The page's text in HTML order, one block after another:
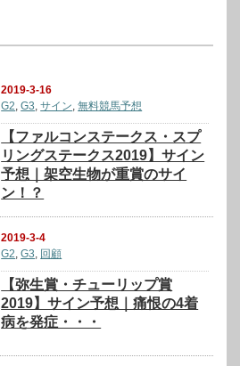
2019-3-16
G2,G3,サイン,無料競馬予想
【ファルコンステークス・スプ
リングステークス2019】サイン
予想｜架空生物が重賞のサイ
ン！？
2019-3-4
G2,G3, 回顧
【弥生賞・チューリップ賞
2019】サイン予想｜痛恨の4着
病を発症・・・